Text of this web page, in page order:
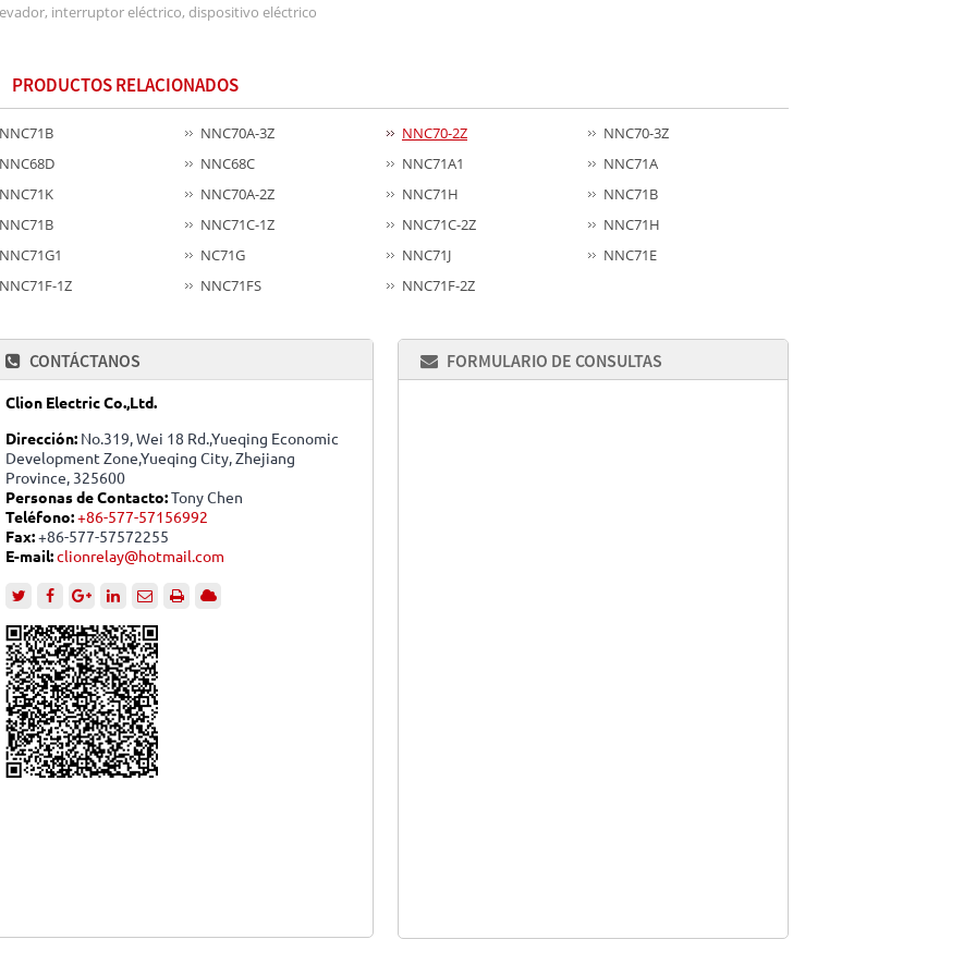
interruptor eléctrico, dispositivo eléctrico
PRODUCTOS RELACIONADOS
NNC71B NNC70A-3Z NNC70-2Z
NNC70-3Z
NNC68D
NNC68C NNC71A1
NNC71A
NNC71K
NNC70A-2Z NNC71H
NNC71B
NNC71B
NNC71C-1Z NNC71C-2Z
NNC71H
NNC71G1
NC71G NNC71J
NNC71E
NNC71F-1Z
NNC71FS NNC71F-2Z
FORMULARIO DE CONSULTAS
CONTÁCTANOS
Clion Electric Co.,Ltd.
Dirección: No.319, Wei 18 Rd.,Yueqing Economic
Development Zone,Yueqing City, Zhejiang
Province, 325600
Personas de Contacto:Tony Chen
Teléfono:+86-577-57156992
Fax:+86-577-57572255
E-mail:clionrelay@hotmail.com